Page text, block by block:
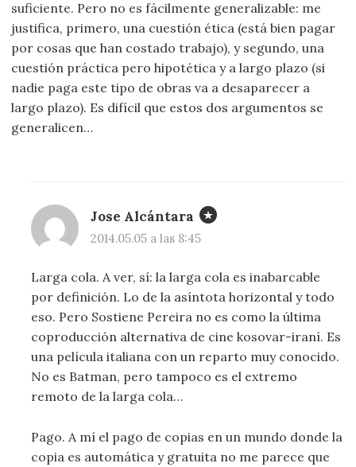
suficiente. Pero no es fácilmente generalizable: me
justifica, primero, una cuestión ética (está bien pagar
por cosas que han costado trabajo), y segundo, una
cuestión práctica pero hipotética y a largo plazo (si
nadie paga este tipo de obras va a desaparecer a
largo plazo). Es difícil que estos dos argumentos se
generalicen…
Jose Alcántara
2014.05.05 a las 8:45
Larga cola. A ver, sí: la larga cola es inabarcable
por definición. Lo de la asíntota horizontal y todo
eso. Pero Sostiene Pereira no es como la última
coproducción alternativa de cine kosovar-iraní. Es
una película italiana con un reparto muy conocido.
No es Batman, pero tampoco es el extremo
remoto de la larga cola…
Pago. A mí el pago de copias en un mundo donde la
copia es automática y gratuita no me parece que